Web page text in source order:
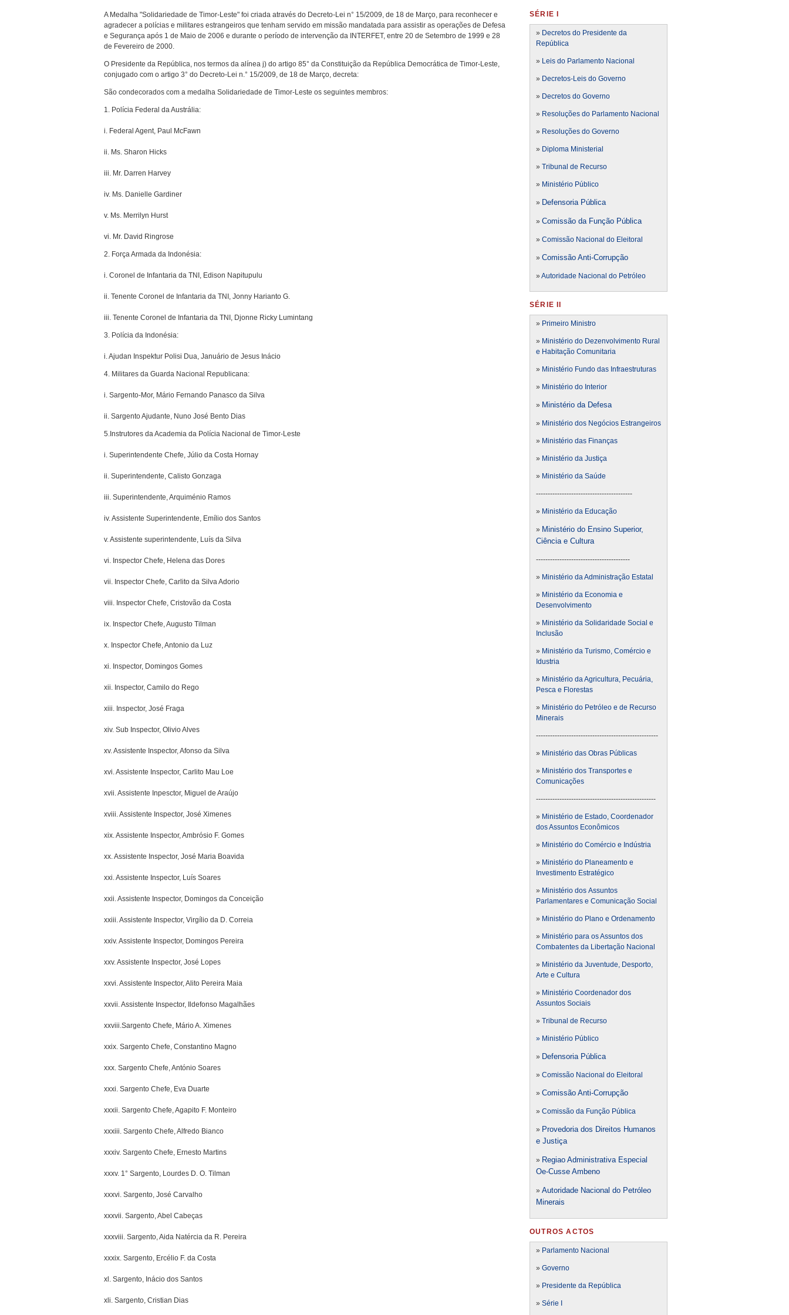
A Medalha "Solidariedade de Timor-Leste" foi criada através do Decreto-Lei n° 15/2009, de 18 de Março, para reconhecer e
agradecer a polícias e militares estrangeiros que tenham servido em missão mandatada para assistir as operações de Defesa
e Segurança após 1 de Maio de 2006 e durante o período de intervenção da INTERFET, entre 20 de Setembro de 1999 e 28
de Fevereiro de 2000.
O Presidente da República, nos termos da alínea j) do artigo 85° da Constituição da República Democrática de Timor-Leste,
conjugado com o artigo 3° do Decreto-Lei n.° 15/2009, de 18 de Março, decreta:
São condecorados com a medalha Solidariedade de Timor-Leste os seguintes membros:
1. Polícia Federal da Austrália:
i. Federal Agent, Paul McFawn
ii. Ms. Sharon Hicks
iii. Mr. Darren Harvey
iv. Ms. Danielle Gardiner
v. Ms. Merrilyn Hurst
vi. Mr. David Ringrose
2. Força Armada da Indonésia:
i. Coronel de Infantaria da TNI, Edison Napitupulu
ii. Tenente Coronel de Infantaria da TNI, Jonny Harianto G.
iii. Tenente Coronel de Infantaria da TNI, Djonne Ricky Lumintang
3. Polícia da Indonésia:
i. Ajudan Inspektur Polisi Dua, Januário de Jesus Inácio
4. Militares da Guarda Nacional Republicana:
i. Sargento-Mor, Mário Fernando Panasco da Silva
ii. Sargento Ajudante, Nuno José Bento Dias
5.Instrutores da Academia da Polícia Nacional de Timor-Leste
i. Superintendente Chefe, Júlio da Costa Hornay
ii. Superintendente, Calisto Gonzaga
iii. Superintendente, Arquiménio Ramos
iv. Assistente Superintendente, Emílio dos Santos
v. Assistente superintendente, Luís da Silva
vi. Inspector Chefe, Helena das Dores
vii. Inspector Chefe, Carlito da Silva Adorio
viii. Inspector Chefe, Cristovão da Costa
ix. Inspector Chefe, Augusto Tilman
x. Inspector Chefe, Antonio da Luz
xi. Inspector, Domingos Gomes
xii. Inspector, Camilo do Rego
xiii. Inspector, José Fraga
xiv. Sub Inspector, Olivio Alves
xv. Assistente Inspector, Afonso da Silva
xvi. Assistente Inspector, Carlito Mau Loe
xvii. Assistente Inpesctor, Miguel de Araújo
xviii. Assistente Inspector, José Ximenes
xix. Assistente Inspector, Ambrósio F. Gomes
xx. Assistente Inspector, José Maria Boavida
xxi. Assistente Inspector, Luís Soares
xxii. Assistente Inspector, Domingos da Conceição
xxiii. Assistente Inspector, Virgílio da D. Correia
xxiv. Assistente Inspector, Domingos Pereira
xxv. Assistente Inspector, José Lopes
xxvi. Assistente Inspector, Alito Pereira Maia
xxvii. Assistente Inspector, Ildefonso Magalhães
xxviii.Sargento Chefe, Mário A. Ximenes
xxix. Sargento Chefe, Constantino Magno
xxx. Sargento Chefe, António Soares
xxxi. Sargento Chefe, Eva Duarte
xxxii. Sargento Chefe, Agapito F. Monteiro
xxxiii. Sargento Chefe, Alfredo Bianco
xxxiv. Sargento Chefe, Ernesto Martins
xxxv. 1° Sargento, Lourdes D. O. Tilman
xxxvi. Sargento, José Carvalho
xxxvii. Sargento, Abel Cabeças
xxxviii. Sargento, Aida Natércia da R. Pereira
xxxix. Sargento, Ercélio F. da Costa
xl. Sargento, Inácio dos Santos
xli. Sargento, Cristian Dias
SÉRIE I
» Decretos do Presidente da
República
» Leis do Parlamento Nacional
» Decretos-Leis do Governo
» Decretos do Governo
» Resoluções do Parlamento Nacional
» Resoluções do Governo
» Diploma Ministerial
» Tribunal de Recurso
» Ministério Público
» Defensoria Pública
» Comissão da Função Pública
» Comissão Nacional do Eleitoral
» Comissão Anti-Corrupção
» Autoridade Nacional do Petróleo
SÉRIE II
» Primeiro Ministro
» Ministério do Dezenvolvimento Rural
e Habitação Comunitaria
» Ministério Fundo das Infraestruturas
» Ministério do Interior
» Ministério da Defesa
» Ministério dos Negócios Estrangeiros
» Ministério das Finanças
» Ministério da Justiça
» Ministério da Saúde
-----------------------------------------
» Ministério da Educação
» Ministério do Ensino Superior,
Ciência e Cultura
----------------------------------------
» Ministério da Administração Estatal
» Ministério da Economia e
Desenvolvimento
» Ministério da Solidaridade Social e
Inclusão
» Ministério da Turismo, Comércio e
Idustria
» Ministério da Agricultura, Pecuária,
Pesca e Florestas
» Ministério do Petróleo e de Recurso
Minerais
----------------------------------------------------
» Ministério das Obras Públicas
» Ministério dos Transportes e
Comunicações
---------------------------------------------------
» Ministério de Estado, Coordenador
dos Assuntos Econômicos
» Ministério do Comércio e Indústria
» Ministério do Planeamento e
Investimento Estratégico
» Ministério dos Assuntos
Parlamentares e Comunicação Social
» Ministério do Plano e Ordenamento
» Ministério para os Assuntos dos
Combatentes da Libertação Nacional
» Ministério da Juventude, Desporto,
Arte e Cultura
» Ministério Coordenador dos
Assuntos Sociais
» Tribunal de Recurso
» Ministério Público
» Defensoria Pública
» Comissão Nacional do Eleitoral
» Comissão Anti-Corrupção
» Comissão da Função Pública
» Provedoria dos Direitos Humanos
e Justiça
» Regiao Administrativa Especial
Oe-Cusse Ambeno
» Autoridade Nacional do Petróleo
Minerais
OUTROS ACTOS
» Parlamento Nacional
» Governo
» Presidente da República
» Série I